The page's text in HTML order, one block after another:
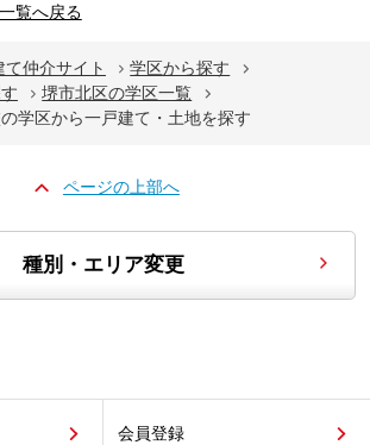
覧へ戻る
仲介サイト
学区から探す
堺市北区の学区一覧
学区から一戸建て・土地を探す
ページの上部へ
種別・エリア変更
会員登録